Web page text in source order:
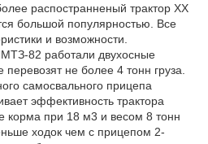
распостранненый трактор ХХ
большой популярностью. Все
и возможности.
82 работали двухосные
не более 4 тонн груза.
самосвального прицепа
эффективность трактора
корма при 18 м3 и весом 8 тонн
ходок чем с прицепом 2-